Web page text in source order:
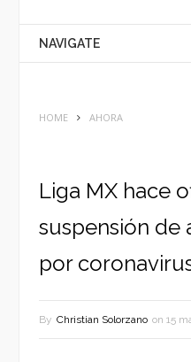
NAVIGATE
HOME AHORA
Liga MX hace
suspensión de
por
By Christian Solorzano on 15